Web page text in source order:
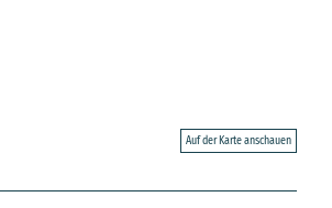
Auf der Karte anschauen